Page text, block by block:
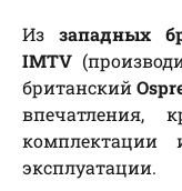
Из западных
IMTV
британский
впечатления,
комплектации
эксплуатации.